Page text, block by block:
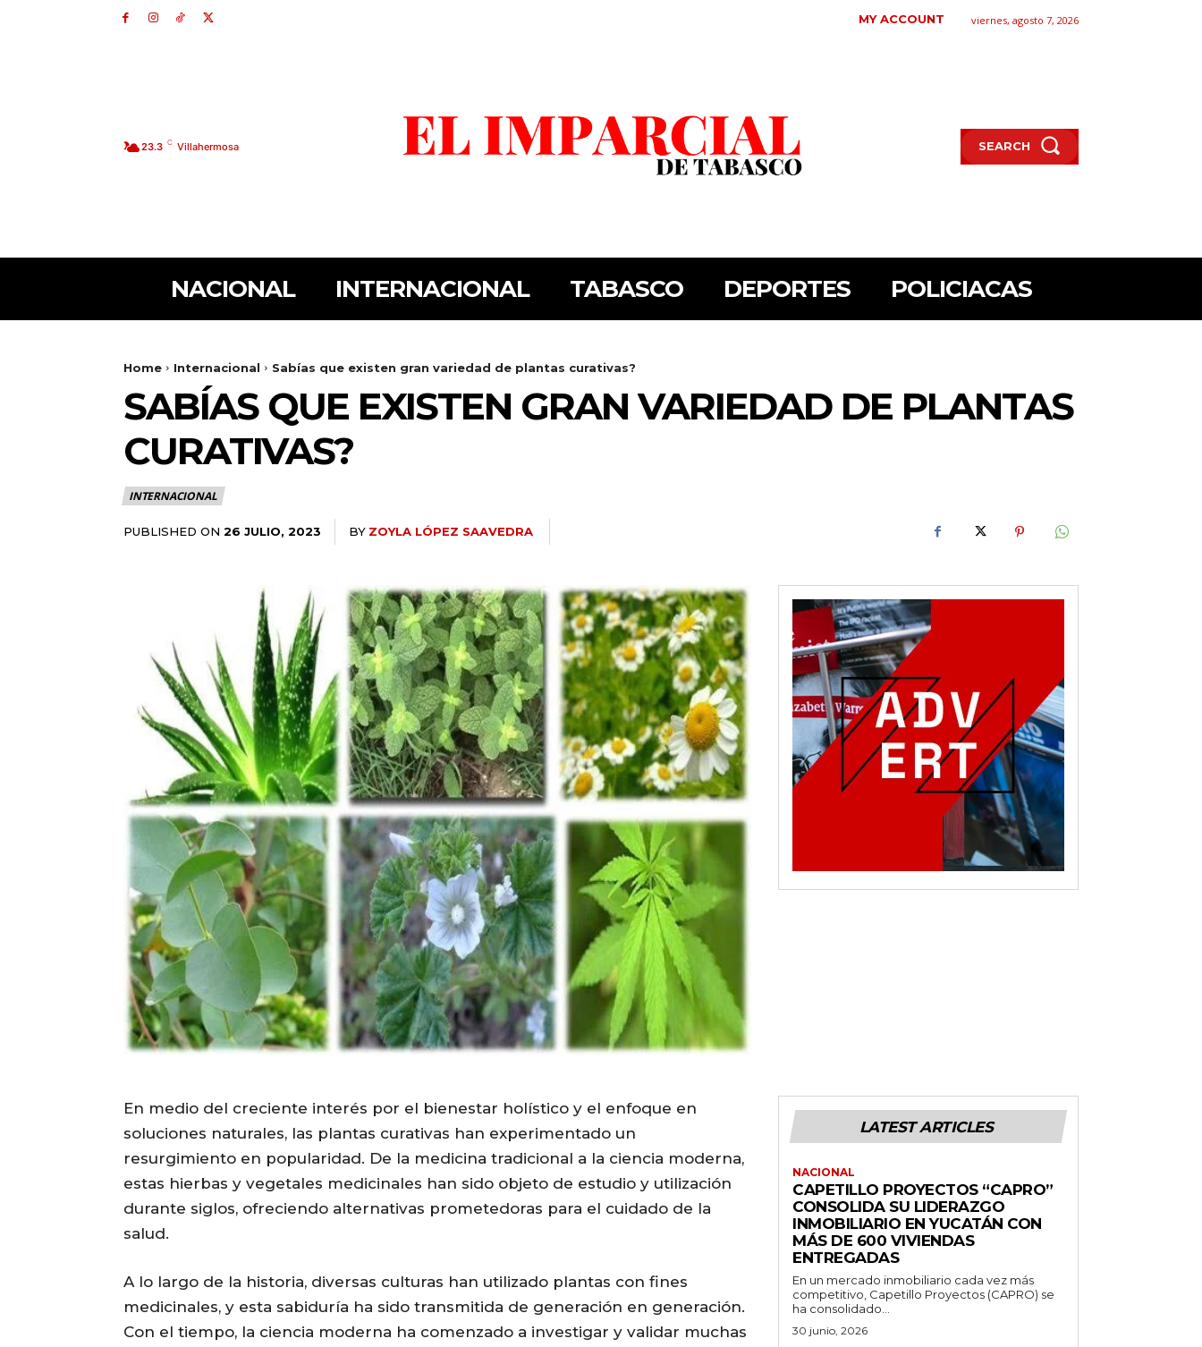
MY ACCOUNT viernes, agosto 7, 2026
23.3 C Villahermosa SEARCH
NACIONAL INTERNACIONAL TABASCO DEPORTES POLICIACAS
Home Internacional Sabías que existen gran variedad de plantas curativas?
SABÍAS QUE EXISTEN GRAN VARIEDAD DE PLANTAS
CURATIVAS?
INTERNACIONAL
PUBLISHED ON 26 JULIO, 2023 BY ZOYLA LÓPEZ SAAVEDRA
En medio del creciente interés por el bienestar holístico y el enfoque en
soluciones naturales, las plantas curativas han experimentado un
resurgimiento en popularidad. De la medicina tradicional a la ciencia moderna,
estas hierbas y vegetales medicinales han sido objeto de estudio y utilización
durante siglos, ofreciendo alternativas prometedoras para el cuidado de la
salud.
A lo largo de la historia, diversas culturas han utilizado plantas con fines
medicinales, y esta sabiduría ha sido transmitida de generación en generación.
Con el tiempo, la ciencia moderna ha comenzado a investigar y validar muchas
LATEST ARTICLES
NACIONAL
CAPETILLO PROYECTOS “CAPRO”
CONSOLIDA SU LIDERAZGO
INMOBILIARIO EN YUCATÁN CON
MÁS DE 600 VIVIENDAS
ENTREGADAS
En un mercado inmobiliario cada vez más
competitivo, Capetillo Proyectos (CAPRO) se
ha consolidado...
30 junio, 2026